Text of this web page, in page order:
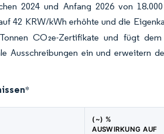
2024 und Anfang 2026 von
42 KRW/kWh erhöhte und die
CO₂e-Zertifikate und fügt
Ausschreibungen ein und erweitern
*
(~) %
AUSWIRKUNG AUF